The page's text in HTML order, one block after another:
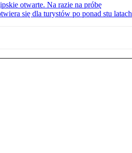
otwarte. Na razie na próbę
się dla turystów po ponad stu